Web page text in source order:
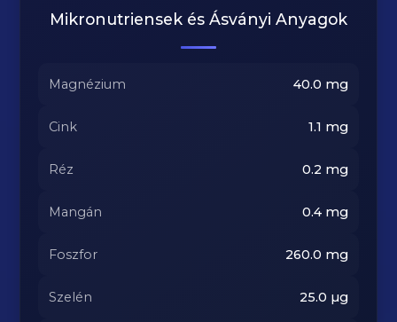
Mikronutriensek és Ásványi Anyagok
Magnézium 40.0 mg
Cink 1.1 mg
Réz 0.2 mg
Mangán 0.4mg
Foszfor 260.0 mg
Szelén 25.0 µg